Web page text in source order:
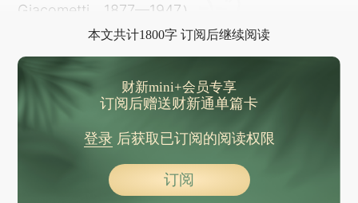
Giacometti，1877—1947）。
本文共计1800字 订阅后继续阅读
财新mini+会员专享
订阅后赠送财新通单篇卡
登录后获取已订阅的阅读权限
订阅